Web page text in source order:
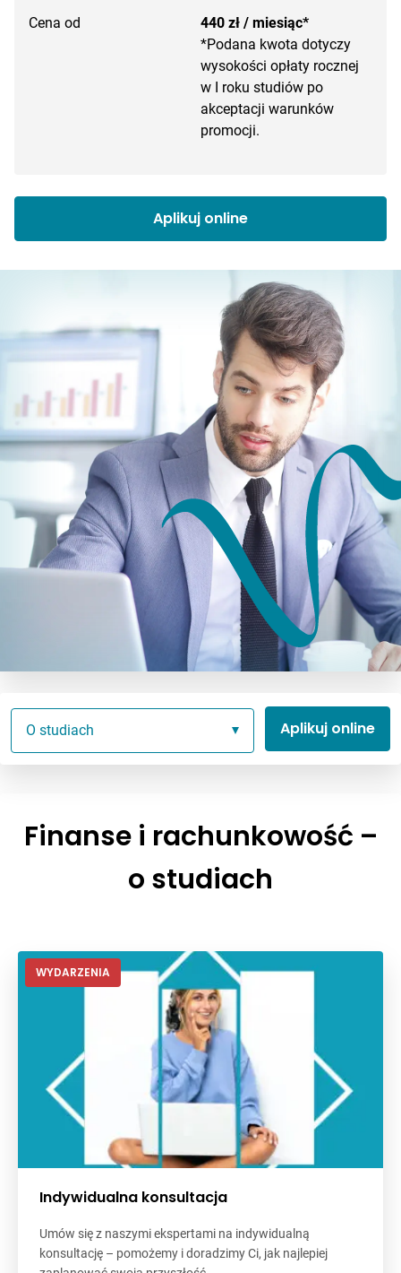
Cena od
440 zł / miesiąc*
*Podana kwota dotyczy
wysokości opłaty rocznej
w I roku studiów po
akceptacji warunków
promocji.
Aplikuj online
O studiach Aplikuj online
Finanse i rachunkowość –
o studiach
WYDARZENIA
Indywidualna konsultacja
Umów się z naszymi ekspertami na indywidualną
konsultację – pomożemy i doradzimy Ci, jak najlepiej